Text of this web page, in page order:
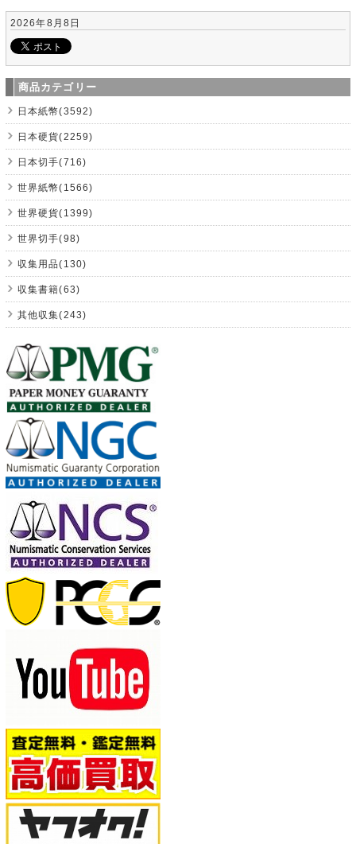
2026年8月8日
商品カテゴリー
日本紙幣(3592)
日本硬貨(2259)
日本切手(716)
世界紙幣(1566)
世界硬貨(1399)
世界切手(98)
収集用品(130)
収集書籍(63)
其他収集(243)